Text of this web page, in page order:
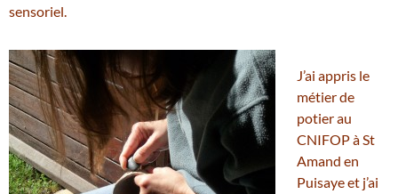
sensoriel.
J’ai appris le
métier de
potier au
CNIFOP à St
Amand en
Puisaye et j’ai